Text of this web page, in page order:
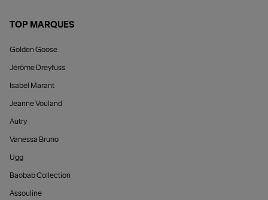
TOP MARQUES
Golden Goose
Jérôme Dreyfuss
Isabel Marant
Jeanne Vouland
Autry
Vanessa Bruno
Ugg
Baobab Collection
Assouline